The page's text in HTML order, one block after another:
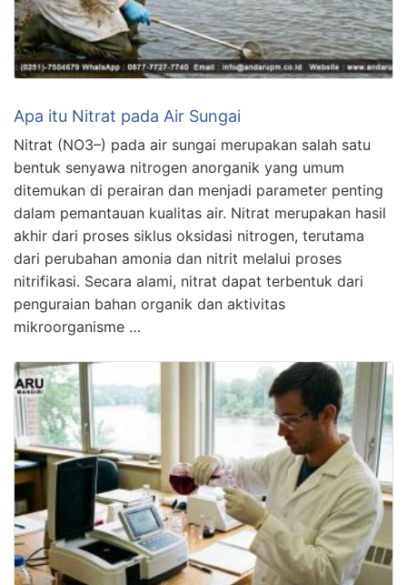
Apa itu Nitrat pada Air Sungai
Nitrat (NO3–) pada air sungai merupakan salah satu
bentuk senyawa nitrogen anorganik yang umum
ditemukan di perairan dan menjadi parameter penting
dalam pemantauan kualitas air. Nitrat merupakan hasil
akhir dari proses siklus oksidasi nitrogen, terutama
dari perubahan amonia dan nitrit melalui proses
nitrifikasi. Secara alami, nitrat dapat terbentuk dari
penguraian bahan organik dan aktivitas
mikroorganisme …